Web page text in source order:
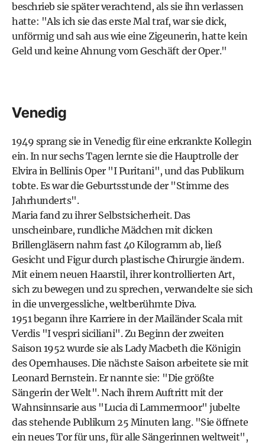
beschrieb sie später verachtend, als sie ihn verlassen
hatte: "Als ich sie das erste Mal traf, war sie dick,
unförmig und sah aus wie eine Zigeunerin, hatte kein
Geld und keine Ahnung vom Geschäft der Oper."
Venedig
1949 sprang sie in Venedig für eine erkrankte Kollegin
ein. In nur sechs Tagen lernte sie die Hauptrolle der
Elvira in Bellinis Oper "I Puritani", und das Publikum
tobte. Es war die Geburtsstunde der "Stimme des
Jahrhunderts".
Maria fand zu ihrer Selbstsicherheit. Das
unscheinbare, rundliche Mädchen mit dicken
Brillengläsern nahm fast 40 Kilogramm ab, ließ
Gesicht und Figur durch plastische Chirurgie ändern.
Mit einem neuen Haarstil, ihrer kontrollierten Art,
sich zu bewegen und zu sprechen, verwandelte sie sich
in die unvergessliche, weltberühmte Diva.
1951 begann ihre Karriere in der Mailänder Scala mit
Verdis "I vespri siciliani". Zu Beginn der zweiten
Saison 1952 wurde sie als Lady Macbeth die Königin
des Opernhauses. Die nächste Saison arbeitete sie mit
Leonard Bernstein. Er nannte sie: "Die größte
Sängerin der Welt". Nach ihrem Auftritt mit der
Wahnsinnsarie aus "Lucia di Lammermoor" jubelte
das stehende Publikum 25 Minuten lang. "Sie öffnete
ein neues Tor für uns, für alle Sängerinnen weltweit",